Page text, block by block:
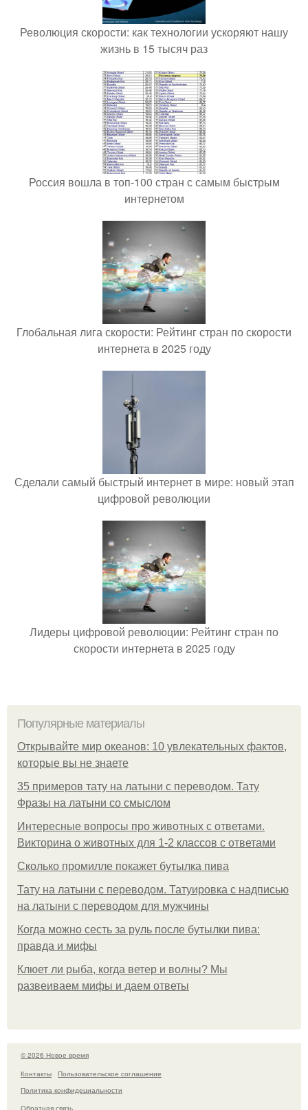
Революция скорости: как технологии ускоряют нашу
жизнь в 15 тысяч раз
Россия вошла в топ-100 стран с самым быстрым
интернетом
Глобальная лига скорости: Рейтинг стран по скорости
интернета в 2025 году
Сделали самый быстрый интернет в мире: новый этап
цифровой революции
Лидеры цифровой революции: Рейтинг стран по
скорости интернета в 2025 году
Популярные материалы
Открывайте мир океанов: 10 увлекательных фактов,
которые вы не знаете
35 примеров тату на латыни с переводом. Тату
Фразы на латыни со смыслом
Интересные вопросы про животных с ответами.
Викторина о животных для 1-2 классов с ответами
Сколько промилле покажет бутылка пива
Тату на латыни с переводом. Татуировка с надписью
на латыни с переводом для мужчины
Когда можно сесть за руль после бутылки пива:
правда и мифы
Клюет ли рыба, когда ветер и волны? Мы
развеиваем мифы и даем ответы
© 2026 Новое время
Контакты
Пользовательское соглашение
Политика конфидециальности
Обратная связь